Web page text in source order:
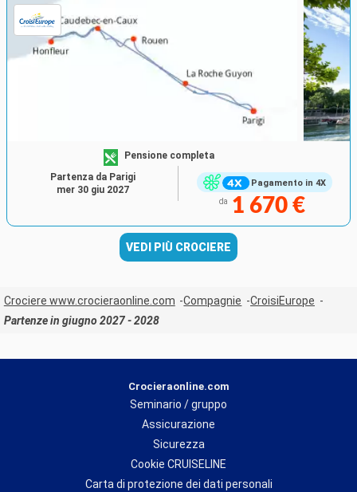
Pagamento in 4X
Pensione completa
da 1 670 €
Partenza da Parigi
mer 30 giu 2027
VEDI PIÙ CROCIERE
Crociere www.crocieraonline.com Compagnie
CroisiEurope
Partenze in giugno 2027 - 2028
Crocieraonline.com
Seminario / gruppo
Assicurazione
Sicurezza
Cookie CRUISELINE
Carta di protezione dei dati personali